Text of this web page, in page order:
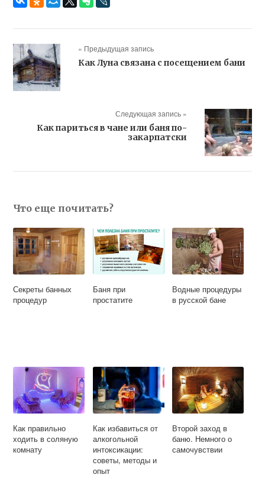
« Предыдущая запись
Как Луна связана с посещением бани
Следующая запись »
Как париться в чане или баня по-
закарпатски
Что еще почитать?
Секреты банных
процедур
Баня при
простатите
Водные процедуры
в русской бане
Как правильно
ходить в соляную
комнату
Как избавиться от
алкогольной
интоксикации:
советы, методы и
опыт
Второй заход в
баню. Немного о
самочувствии